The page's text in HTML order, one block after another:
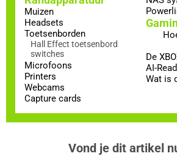
Muizen
Headsets
Toetsenborden
Hall Effect toetsenbord
switches
Microfoons
Printers
Webcams
Capture cards
De
AI-
Wat is
Vond je dit artikel